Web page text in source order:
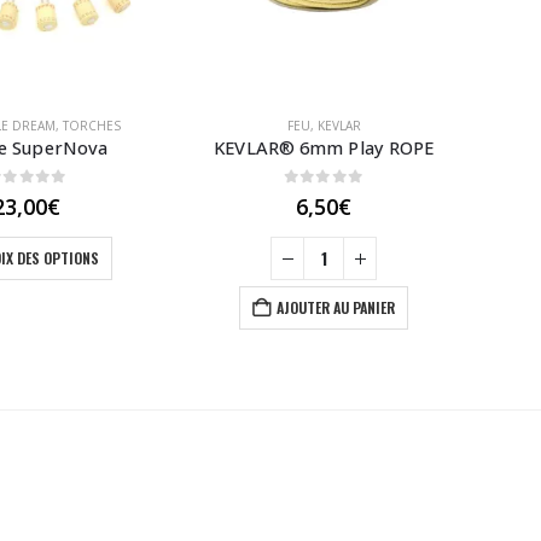
DREAM,TORCHES
SuperNova
€
DES OPTIONS
Ce produit a plusieurs variations. Les options peuvent être choisies sur la page du produit
FEU, KEVLAR
KEVLAR® 6mm Play ROPE
6,50€
AJOUTER AU PANIER